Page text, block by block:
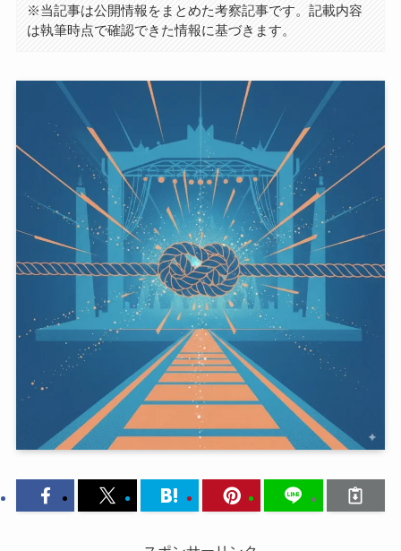
※当記事は公開情報をまとめた考察記事です。記載内容
は執筆時点で確認できた情報に基づきます。